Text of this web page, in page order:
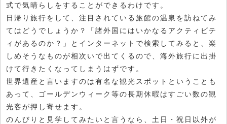
式で気晴らしをすることができるわけです。
日帰り旅行をして、注目されている旅館の温泉を訪ねてみ
てはどうでしょうか？「諸外国にはいかなるアクティビテ
ィがあるのか？」とインターネットで検索してみると、楽
しめそうなものが相次いで出てくるので、海外旅行に出掛
けて行きたくなってしまうはずです。
世界遺産と言いますのは有名な観光スポットということも
あって、ゴールデンウィーク等の長期休暇はすごい数の観
光客が押し寄せます。
のんびりと見学してみたいと言うなら、土日・祝日以外が